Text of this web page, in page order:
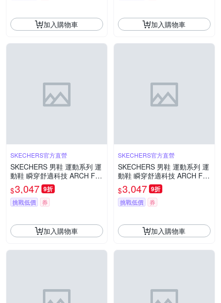
加入購物車 加入購物車
SKECHERS官方直營
SKECHERS 男鞋 運動系列 運
動鞋 瞬穿舒適科技 ARCH FIT
SKECH-AIR - 233321BBK
$3,047 9折
挑戰低價 券
加入購物車
SKECHERS官方直營
SKECHERS 男鞋 運動系列 運
動鞋 瞬穿舒適科技 ARCH FIT
SKECH-AIR - 233321NVLM
$3,047 9折
挑戰低價 券
加入購物車